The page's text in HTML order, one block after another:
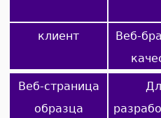
клиент
Веб-
Веб-страница
образца